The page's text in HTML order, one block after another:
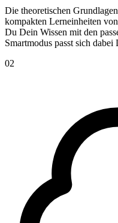
Die theoretischen
kompakten Lerneinheiten
Du Dein Wissen mit den
Smartmodus passt sich
02